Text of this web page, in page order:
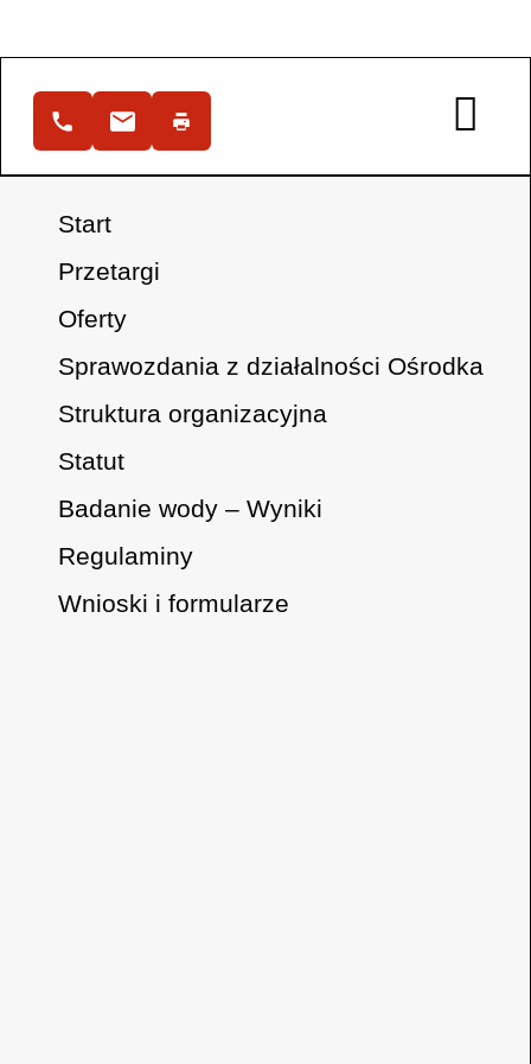
Start
Przetargi
Oferty
Sprawozdania z działalności Ośrodka
Struktura organizacyjna
Statut
Badanie wody – Wyniki
Regulaminy
Wnioski i formularze